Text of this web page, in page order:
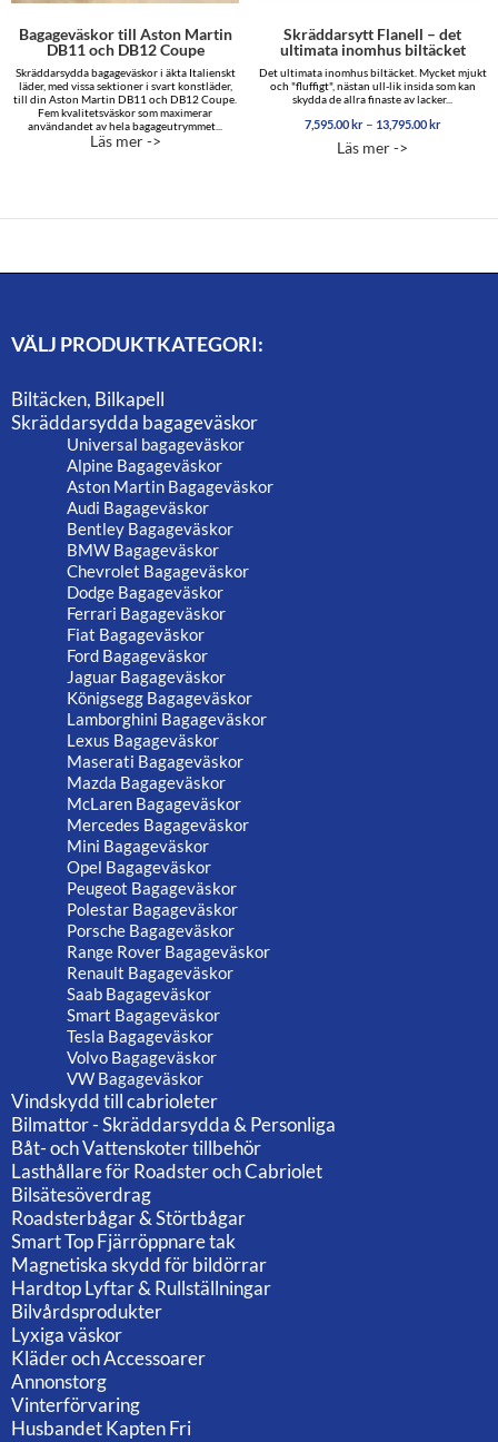
Bagageväskor till Aston Martin
DB11 och DB12 Coupe
Skräddarsydda bagageväskor i äkta Italienskt
läder, med vissa sektioner i svart konstläder,
till din Aston Martin DB11 och DB12 Coupe.
Fem kvalitetsväskor som maximerar
användandet av hela bagageutrymmet...
Läs mer ->
Skräddarsytt Flanell – det
ultimata inomhus biltäcket
Det ultimata inomhus biltäcket. Mycket mjukt
och "fluffigt", nästan ull-lik insida som kan
skydda de allra finaste av lacker...
7,595.00kr – 13,795.00kr
Läs mer ->
VÄLJ PRODUKTKATEGORI:
Biltäcken, Bilkapell
Skräddarsydda bagageväskor
Universal bagageväskor
Alpine Bagageväskor
Aston Martin Bagageväskor
Audi Bagageväskor
Bentley Bagageväskor
BMW Bagageväskor
Chevrolet Bagageväskor
Dodge Bagageväskor
Ferrari Bagageväskor
Fiat Bagageväskor
Ford Bagageväskor
Jaguar Bagageväskor
Königsegg Bagageväskor
Lamborghini Bagageväskor
Lexus Bagageväskor
Maserati Bagageväskor
Mazda Bagageväskor
McLaren Bagageväskor
Mercedes Bagageväskor
Mini Bagageväskor
Opel Bagageväskor
Peugeot Bagageväskor
Polestar Bagageväskor
Porsche Bagageväskor
Range Rover Bagageväskor
Renault Bagageväskor
Saab Bagageväskor
Smart Bagageväskor
Tesla Bagageväskor
Volvo Bagageväskor
VW Bagageväskor
Vindskydd till cabrioleter
Bilmattor - Skräddarsydda & Personliga
Båt- och Vattenskoter tillbehör
Lasthållare för Roadster och Cabriolet
Bilsätesöverdrag
Roadsterbågar & Störtbågar
Smart Top Fjärröppnare tak
Magnetiska skydd för bildörrar
Hardtop Lyftar & Rullställningar
Bilvårdsprodukter
Lyxiga väskor
Kläder och Accessoarer
Annonstorg
Vinterförvaring
Husbandet Kapten Fri